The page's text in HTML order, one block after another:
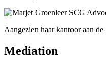
Aangezien haar kantoor aan
Mediation